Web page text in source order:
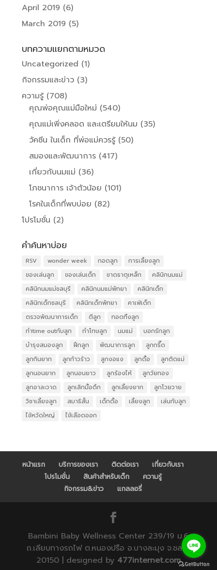
April 2019 (6)
March 2019 (5)
บทความแยกตามหมวด
Uncategorized (1)
กิจกรรมและข่าว(3)
ความรู้(708)
คุณพ่อคุณแม่มือใหม่ (540)
คุณแม่เพิ่งคลอด และเตรียมให้นม (35)
วัคซีน ในเด็ก ที่พ่อแม่ควรรู้(50)
สมองและพัฒนาการ(417)
เกี่ยวกับนมแม่ (36)
โภชนาการ เจ้าตัวน้อย (101)
โรคในเด็กที่พบบ่อย (82)
โปรโมชั่น (2)
คำค้นหาบ่อย
RSV wonder week กอดลูก
การเลี้ยงลูก
ของเล่นลูก
ของเล่นเด็ก ขาดธาตุเหล็ก
คลินิกนมแม่
คลินิกนมแม่ชลบุรี
คลินิกนมแม่พัทยา
คลินิกเด็ก
คลินิกเด็กชลบุรี
คลินิกเด็กพัทยา
คาเฟ่เด็ก
ตรวจพัฒนาการเด็ก
ตีลูก
ทอดทิ้งลูก
ทำtime outกับลูก
ทำโทษลูก นมแม่
บอกรักลูก
บำรุงสมองลูก
ฝึกลูก พัฒนาการลูก
ลูกกรี๊ด
ลูกกินยาก
ลูกก้าวร้าว ลูกงอแง ลูกดื้อ
ลูกติดแม่
ลูกนอนยาก
ลูกนอนยาว ลูกร้องไห้
ลูกวัยทอง
ลูกอาละวาด
ลูกเลิกมื้อดึก ลูกเลี้ยงยาก
ลูกโวยวาย
วิชาเลี้ยงลูก
สมาธิสั้น เด็กดื้อ เลี้ยงลูก
เล่นกับลูก
ไข้หวัดใหญ่
ไข้เลือดออก
หน้าแรก บริการของเรา ติดต่อเรา
เกี่ยวกับเรา
โปรโมชั่น
สินค้าสำหรับเด็ก
ความรู้
กิจกรรม&ข่าว
แกลลอรี่
Bambini Baby Wellness Center 239/19 ม.6
ถ.เลียบทางรถไฟ ต.หนองปรือ อ.บางละมุง จ.ชลบุรี
20150 | designed by 477internet.com